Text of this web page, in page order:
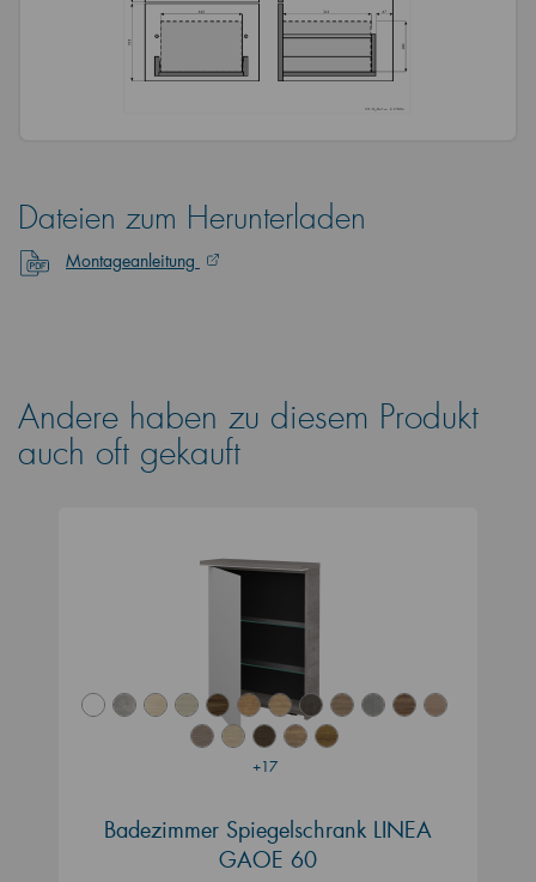
Dateien zum Herunterladen
Montageanleitung
Andere haben zu diesem Produkt
auch oft gekauft
+17
Badezimmer Spiegelschrank LINEA
GAOE 60